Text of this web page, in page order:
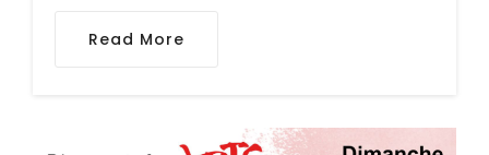
Read More